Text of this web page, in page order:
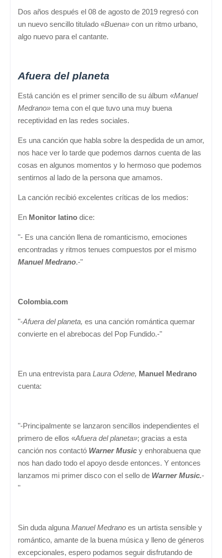
Dos años después el 08 de agosto de 2019 regresó con
un nuevo sencillo titulado «Buena» con un ritmo urbano,
algo nuevo para el cantante.
Afuera del planeta
Está canción es el primer sencillo de su álbum «Manuel
Medrano» tema con el que tuvo una muy buena
receptividad en las redes sociales.
Es una canción que habla sobre la despedida de un amor,
nos hace ver lo tarde que podemos darnos cuenta de las
cosas en algunos momentos y lo hermoso que podemos
sentirnos al lado de la persona que amamos.
La canción recibió excelentes críticas de los medios:
En Monitor latino dice:
"- Es una canción llena de romanticismo, emociones
encontradas y ritmos tenues compuestos por el mismo
Manuel Medrano.-"
Colombia.com
"-Afuera del planeta, es una canción romántica quemar
convierte en el abrebocas del Pop Fundido.-"
En una entrevista para Laura Odene, Manuel Medrano
cuenta:
"-Principalmente se lanzaron sencillos independientes el
primero de ellos «Afuera del planeta»; gracias a esta
canción nos contactó Warner Music y enhorabuena que
nos han dado todo el apoyo desde entonces. Y entonces
lanzamos mi primer disco con el sello de Warner Music.-
"
Sin duda alguna Manuel Medrano es un artista sensible y
romántico, amante de la buena música y lleno de géneros
excepcionales, espero podamos seguir disfrutando de